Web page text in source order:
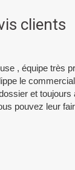
clients
, équipe très
le
et toujours
pouvez leur